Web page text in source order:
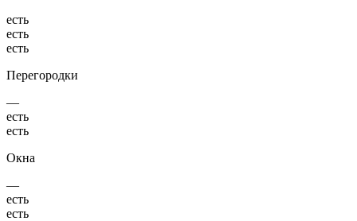
есть
есть
есть
Перегородки
—
есть
есть
Окна
—
есть
есть